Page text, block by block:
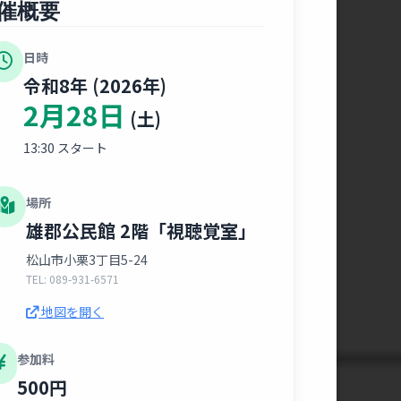
概要
日時
令和8年 (2026年)
2月28日 (土)
13:30 スタート
場所
雄郡公民館 2階「視聴覚室」
松山市小栗3丁目5-24
TEL: 089-931-6571
地図を開く
参加料
500円